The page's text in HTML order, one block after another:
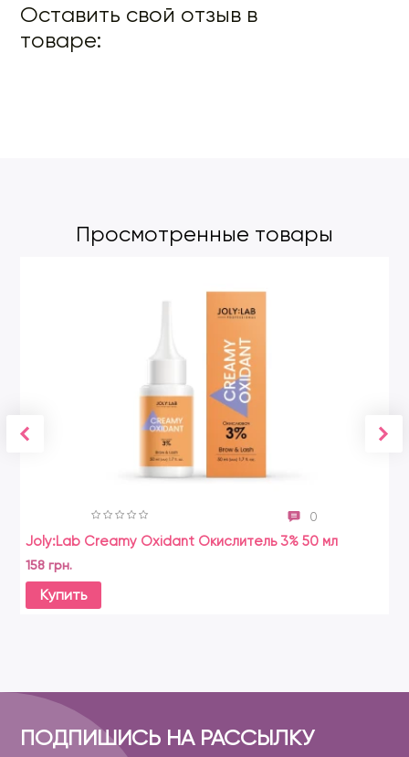
Оставить свой отзыв в
товаре:
Просмотренные товары
0
Joly:Lab Creamy Oxidant Окислитель 3% 50 мл
158 грн.
Купить
ПОДПИШИСЬ НА РАССЫЛКУ